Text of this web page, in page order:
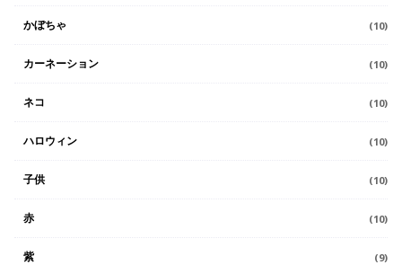
かぼちゃ (10)
カーネーション (10)
ネコ (10)
ハロウィン (10)
子供 (10)
赤 (10)
紫 (9)